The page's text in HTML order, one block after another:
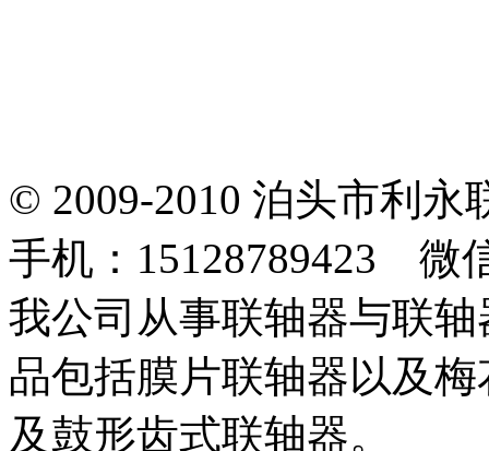
© 2009-2010 泊头市利
手机：15128789423 微
我公司从事联轴器与联
品包括膜片联轴器以及
及鼓形齿式联轴器。